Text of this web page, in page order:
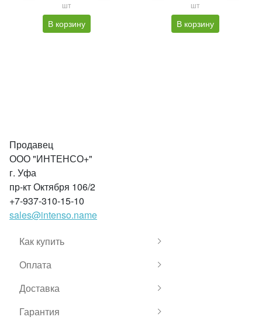
шт
В корзину
шт
В корзину
Продавец
ООО "ИНТЕНСО+"
г. Уфа
пр-кт Октября 106/2
+7-937-310-15-10
sales@intenso.name
Как купить
Оплата
Доставка
Гарантия